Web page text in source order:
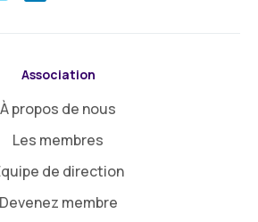
Association
À propos de nous
Les membres
de direction
Devenez membre